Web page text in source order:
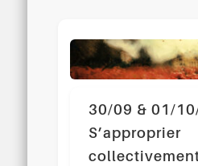
30/09 & 01/
S’approprier